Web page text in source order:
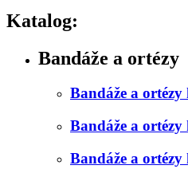
Katalog:
Bandáže a ortézy
Bandáže a
Bandáže a
Bandáže a